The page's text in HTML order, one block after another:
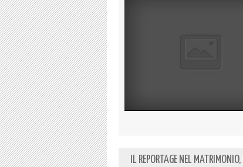
IL REPORTAGE NEL